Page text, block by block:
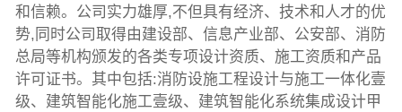
和信赖。公司实力雄厚,不但具有经济、技术和人才的优
势,同时公司取得由建设部、信息产业部、公安部、消防
总局等机构颁发的各类专项设计资质、施工资质和产品
许可证书。其中包括:消防设施工程设计与施工一体化壹
级、建筑智能化施工壹级、建筑智能化系统集成设计甲